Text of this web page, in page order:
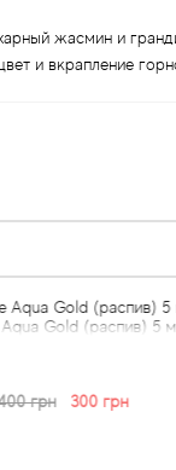
жасмин и
и вкрапление
5 мл Montale